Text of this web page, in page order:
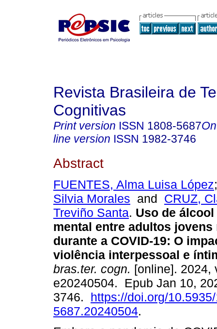
Revista Brasileira de
Cognitivas
Print version ISSN 1808-5687
line version ISSN 1982-3746
Abstract
FUENTES, Alma Luisa López
Silvia Morales and CRUZ,
Treviño Santa. Uso de álcool
mental entre adultos jovens
durante a COVID-19: O
violência interpessoal e
bras.ter. cogn. [online]. 2024,
e20240504. Epub Jan 10,
3746. https://doi.org/
5687.20240504.